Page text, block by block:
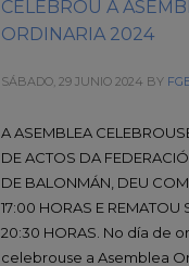
CELEBROU A
ORDINARIA 2024
SÁBADO, 29 JUNIO 2024 BY
A ASEMBLEA
DE ACTOS DA
DE BALONMÁN, DEU
17:00 HORAS E REMATOU
20:30 HORAS. No día de
celebrouse a Asemblea